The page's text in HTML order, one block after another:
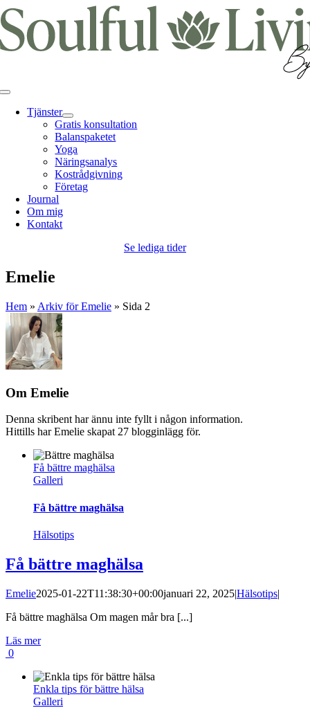
Fortsätt
till
innehållet
Toggle
NavigationTjänster
Gratis konsultation
Balanspaketet
Yoga
Näringsanalys
Kostrådgivning
Företag
Journal
Om mig
Kontakt
Se lediga tider
Emelie
Hem » Arkiv för Emelie » Sida 2
Om Emelie
Denna skribent har ännu inte fyllt i någon information.
Hittills har Emelie skapat 27 blogginlägg för.
post
Få bättre maghälsa
Galleri
Få bättre maghälsa
Hälsotips
Få bättre maghälsa
Emelie2025-01-22T11:38:30+00:00januari 22, 2025|Hälsotips|
Få bättre maghälsa Om magen mår bra [...]
Läs mer
0
Enkla tips för bättre hälsa
Galleri